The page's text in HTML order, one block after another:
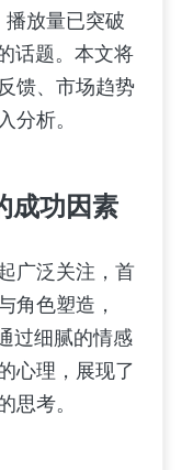
放量已突破
话题。本文将
馈、市场趋势
分析。
成功因素
广泛关注，首
角色塑造，
过细腻的情感
心理，展现了
思考。